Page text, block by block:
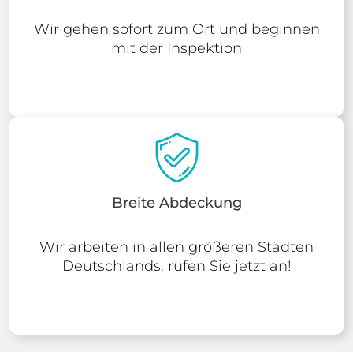
Wir gehen sofort zum Ort und beginnen
mit der Inspektion
Breite Abdeckung
Wir arbeiten in allen größeren Städten
Deutschlands, rufen Sie jetzt an!